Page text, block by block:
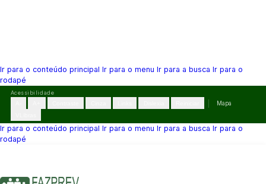
Ir para o conteúdo principal Ir para o menu Ir para a busca Ir para o
rodapé
Pular
conteúdo
Acessibilidade
Mapa
Ir para o conteúdo principal Ir para o menu Ir para a busca Ir para o
rodapé